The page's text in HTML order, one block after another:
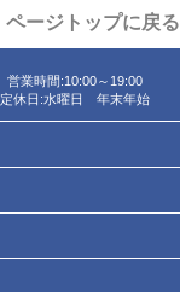
ページトップに戻る
営業時間:10:00～19:00
定休日:水曜日 年末年始